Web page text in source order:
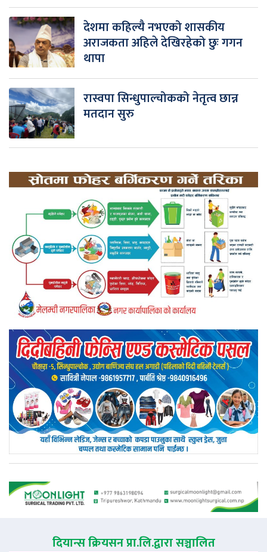
देशमा कहिल्यै नभएको शासकीय
अराजकता अहिले देखिरहेको छुः गगन
थापा
रास्वपा सिन्धुपाल्चोकको नेतृत्व छान्न
मतदान सुरु
दियान्स क्रियसन प्रा.लि.द्वारा सञ्चालित